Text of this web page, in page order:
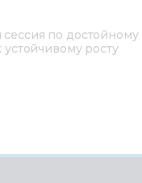
сессия по достойному
устойчивому росту